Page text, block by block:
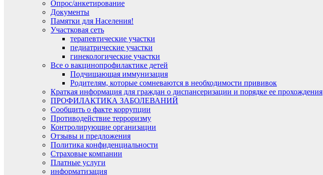
Опрос/анкетирование
Документы
Памятки для Населения!
Участковая сеть
терапевтические участки
педиатрические участки
гинекологические участки
Все о вакцинопрофилактике детей
Подчищающая иммунизация
Родителям, которые сомневаются в необходимости прививок
Краткая информация для граждан о диспансеризации и порядке ее прохождения
ПРОФИЛАКТИКА ЗАБОЛЕВАНИЙ
Сообщить о факте коррупции
Противодействие терроризму
Контролирующие организации
Отзывы и предложения
Политика конфиденциальности
Страховые компании
Платные услуги
информатизация